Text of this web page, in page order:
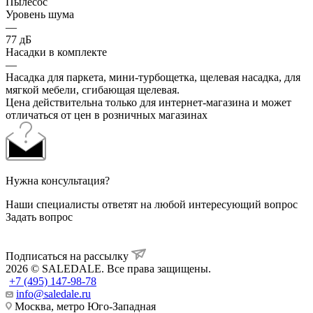
Уровень шума
—
77 дБ
Насадки в комплекте
—
Насадка для паркета, мини-турбощетка, щелевая насадка, для
мягкой мебели, сгибающая щелевая.
Цена действительна только для интернет-магазина и может
отличаться от цен в розничных магазинах
Нужна консультация?
Наши специалисты ответят на любой интересующий вопрос
Задать вопрос
Подписаться на рассылку
2026 © SALEDALE. Все права защищены.
+7 (495) 147-98-78
info@saledale.ru
Москва, метро Юго-Западная